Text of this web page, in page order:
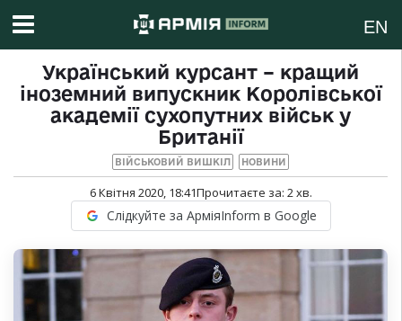
EN
Український курсант – кращий
іноземний випускник Королівської
академії сухопутних військ у
Британії
ВІЙСЬКОВИЙ ВИШКІЛ НОВИНИ
6 Квітня 2020, 18:41Прочитаєте за: 2хв.
Слідкуйте за АрміяInform в Google